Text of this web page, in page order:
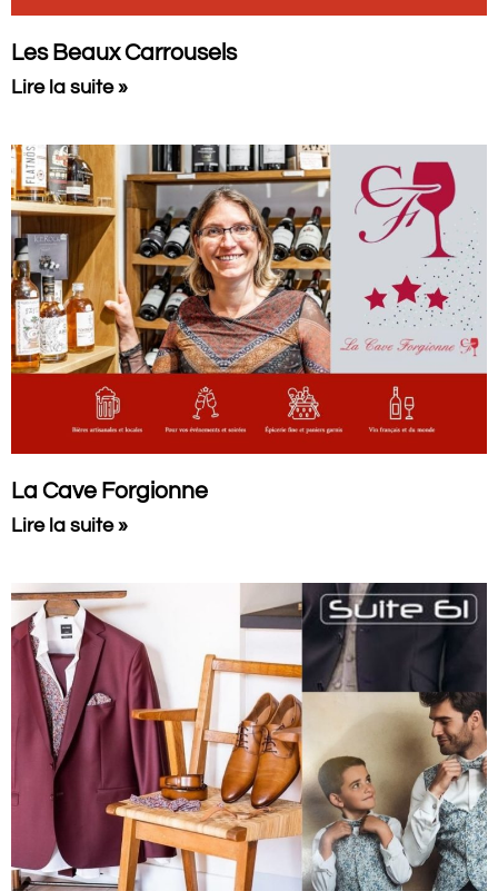
Les Beaux Carrousels
Lire la suite »
La Cave Forgionne
Lire la suite »